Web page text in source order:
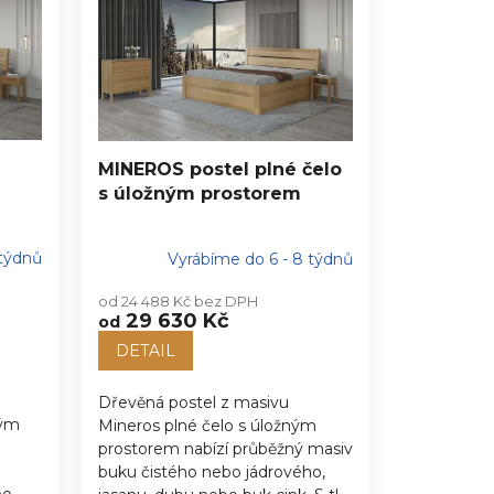
MINEROS postel plné čelo
s úložným prostorem
Vyrábíme do 6 - 8 týdnů
od 24 488 Kč bez DPH
od29 630 Kč
DETAIL
Dřevěná postel z masivu
Mineros plné čelo s úložným
prostorem nabízí průběžný masiv
buku čistého nebo jádrového,